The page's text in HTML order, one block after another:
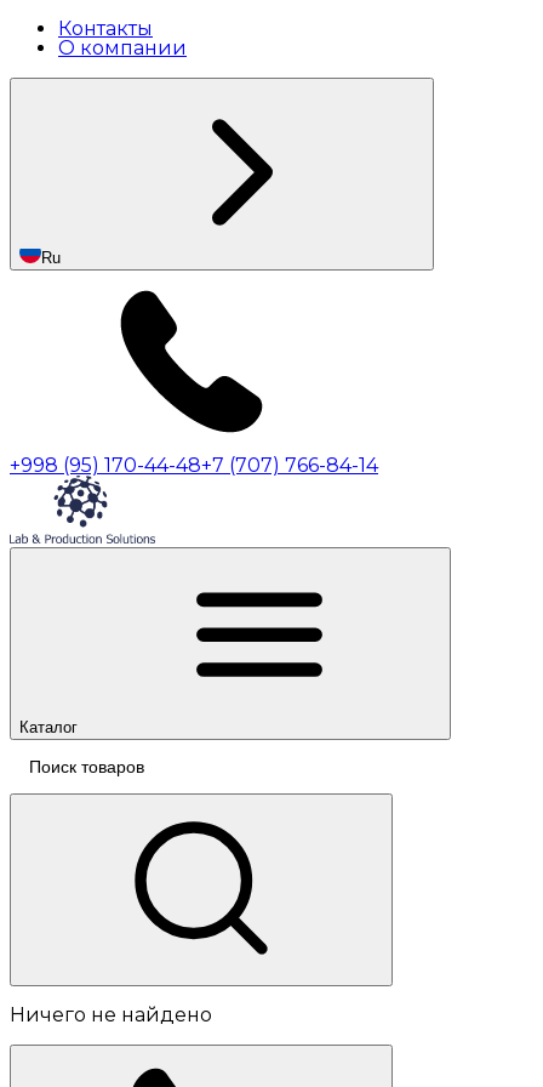
Контакты
О компании
Ru
+998 (95) 170-44-48+7 (707) 766-84-14
Каталог
Ничего не найдено